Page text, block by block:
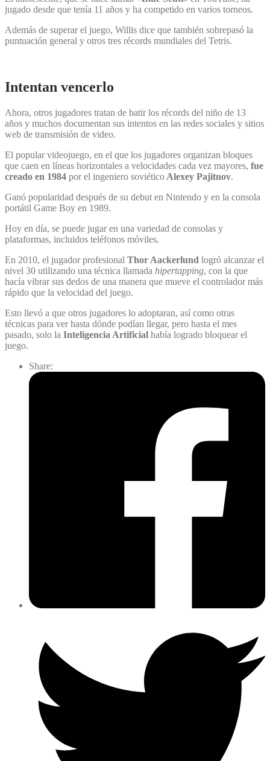
jugado desde que tenía 11 años y ha competido en varios torneos.
Además de superar el juego, Willis dice que también sobrepasó la
puntuación general y otros tres récords mundiales del Tetris.
Intentan vencerlo
Ahora, otros jugadores tratan de batir los récords del niño de 13
años y muchos documentan sus intentos en las redes sociales y sitios
web de transmisión de video.
El popular videojuego, en el que los jugadores organizan bloques
que caen en líneas horizontales a velocidades cada vez mayores, fue
creado en 1984 por el ingeniero soviético Alexey Pajitnov.
Ganó popularidad después de su debut en Nintendo y en la consola
portátil Game Boy en 1989.
Hoy en día, se puede jugar en una variedad de consolas y
plataformas, incluidos teléfonos móviles.
En 2010, el jugador profesional Thor Aackerlund logró alcanzar el
nivel 30 utilizando una técnica llamada hipertapping, con la que
hacía vibrar sus dedos de una manera que mueve el controlador más
rápido que la velocidad del juego.
Esto llevó a que otros jugadores lo adoptaran, así como otras
técnicas para ver hasta dónde podían llegar, pero hasta el mes
pasado, solo la Inteligencia Artificial había logrado bloquear el
juego.
Share: